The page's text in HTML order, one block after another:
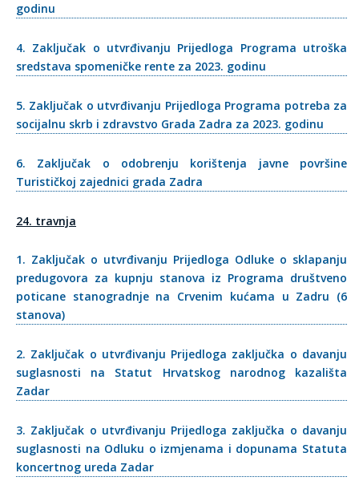
godinu
4. Zaključak o utvrđivanju Prijedloga Programa utroška
sredstava spomeničke rente za 2023. godinu
5. Zaključak o utvrđivanju Prijedloga Programa potreba za
socijalnu skrb i zdravstvo Grada Zadra za 2023. godinu
6. Zaključak o odobrenju korištenja javne površine
Turističkoj zajednici grada Zadra
24. travnja
1. Zaključak o utvrđivanju Prijedloga Odluke o sklapanju
predugovora za kupnju stanova iz Programa društveno
poticane stanogradnje na Crvenim kućama u Zadru (6
stanova)
2. Zaključak o utvrđivanju Prijedloga zaključka o davanju
suglasnosti na Statut Hrvatskog narodnog kazališta
Zadar
3. Zaključak o utvrđivanju Prijedloga zaključka o davanju
suglasnosti na Odluku o izmjenama i dopunama Statuta
koncertnog ureda Zadar